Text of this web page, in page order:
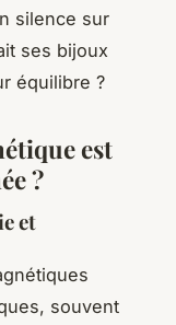
silence sur
ses bijoux
équilibre ?
est
?
et
souvent